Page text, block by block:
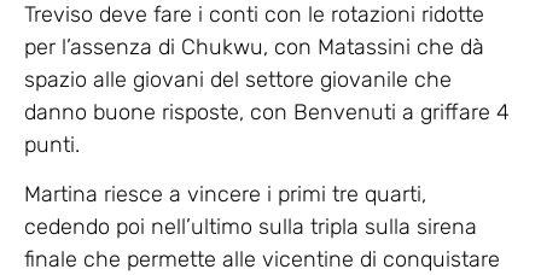
Treviso deve fare i conti con le rotazioni ridotte
per l’assenza di Chukwu, con Matassini che dà
spazio alle giovani del settore giovanile che
danno buone risposte, con Benvenuti a griffare 4
punti.
Martina riesce a vincere i primi tre quarti,
cedendo poi nell’ultimo sulla tripla sulla sirena
finale che permette alle vicentine di conquistare